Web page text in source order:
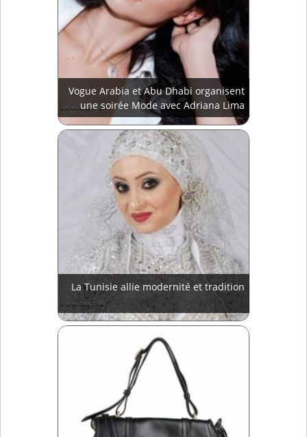
Vogue Arabia et Abu Dhabi organisent
une soirée Mode avec Adriana Lima
La Tunisie allie modernité et tradition